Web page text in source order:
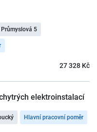
Průmyslová 5
27 328 Kč
elektroinstalací
Hlavní pracovní poměr